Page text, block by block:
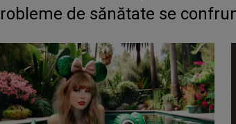
de sănătate se